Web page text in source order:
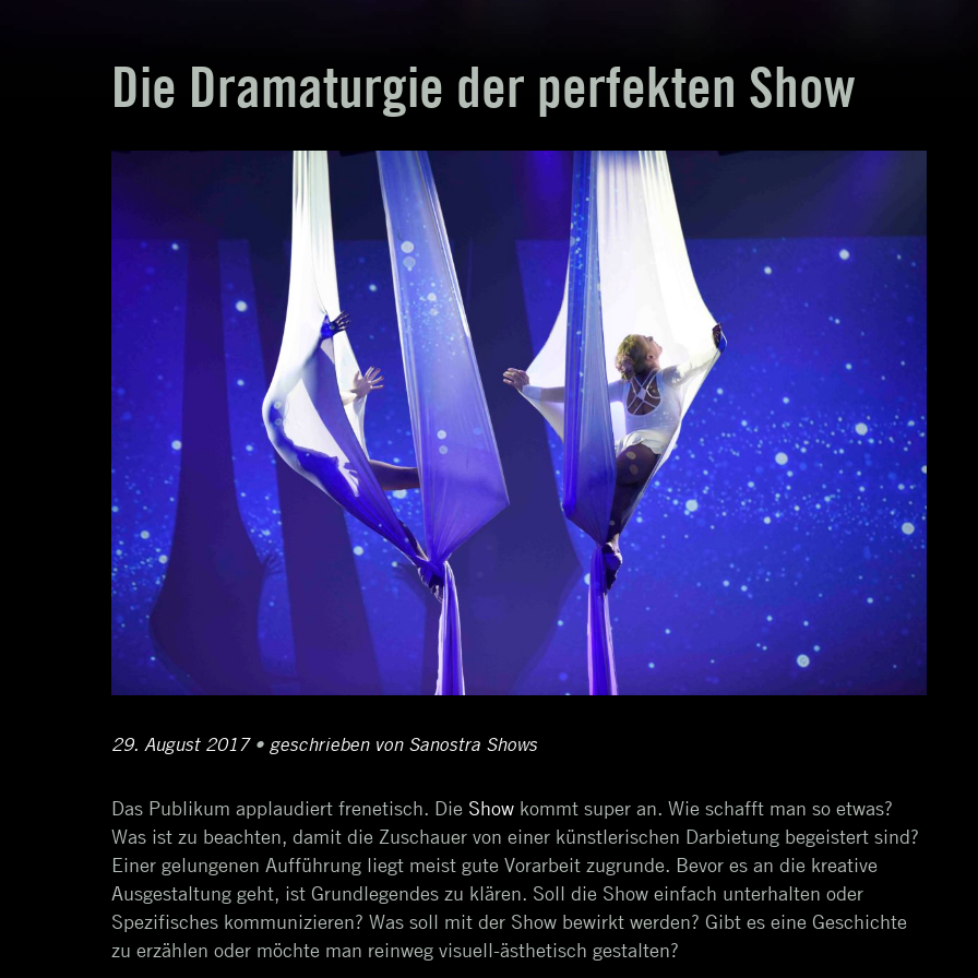
Die Dramaturgie der perfekten Show
Posted
29. August 201729.
2017
• Author
geschrieben von Sanostra Shows
Das Publikum applaudiert frenetisch. Die Show kommt super an. Wie schafft man so etwas?
Was ist zu beachten, damit die Zuschauer von einer künstlerischen Darbietung begeistert sind?
Einer gelungenen Aufführung liegt meist gute Vorarbeit zugrunde. Bevor es an die kreative
Ausgestaltung geht, ist Grundlegendes zu klären. Soll die Show einfach unterhalten oder
Spezifisches kommunizieren? Was soll mit der Show bewirkt werden? Gibt es eine Geschichte
zu erzählen oder möchte man reinweg visuell-ästhetisch gestalten?